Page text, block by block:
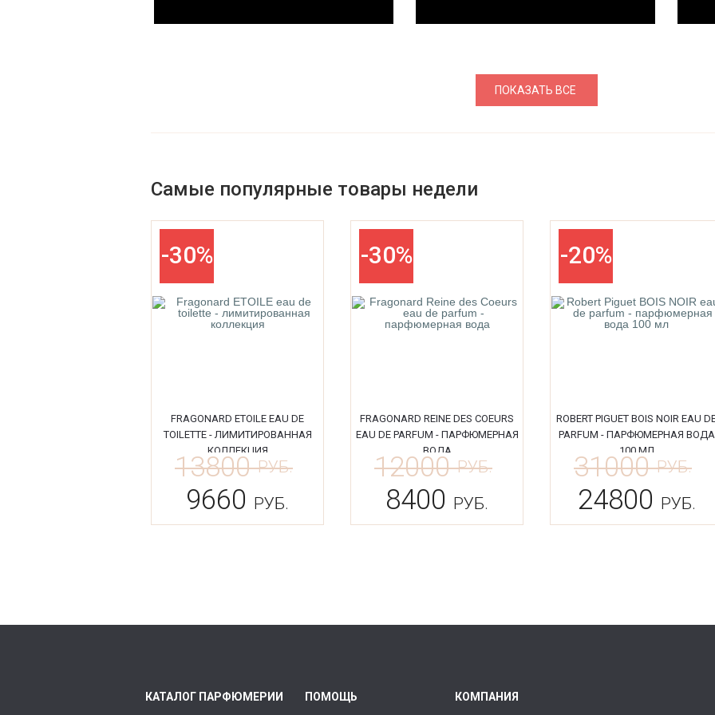
ПОКАЗАТЬ ВСЕ
Самые популярные товары недели
FRAGONARD ETOILE EAU DE
TOILETTE - ЛИМИТИРОВАННАЯ
КОЛЛЕКЦИЯ
13800РУБ.
9660 РУБ.
-30%
FRAGONARD REINE DES COEURS
EAU DE PARFUM - ПАРФЮМЕРНАЯ
ВОДА
12000РУБ.
8400 РУБ.
-30%
ROBERT PIGUET BOIS NOIR EAU
PARFUM - ПАРФЮМЕРНАЯ ВОДА
100 МЛ
31000РУБ.
24800 РУБ.
-20%
КАТАЛОГ ПАРФЮМЕРИИ ПОМОЩЬ КОМПАНИЯ